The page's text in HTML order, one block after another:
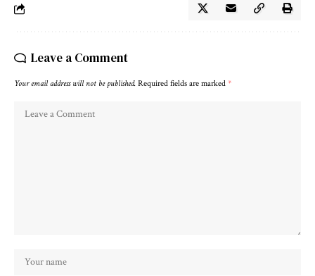
Leave a Comment
Your email address will not be published. Required fields are marked *